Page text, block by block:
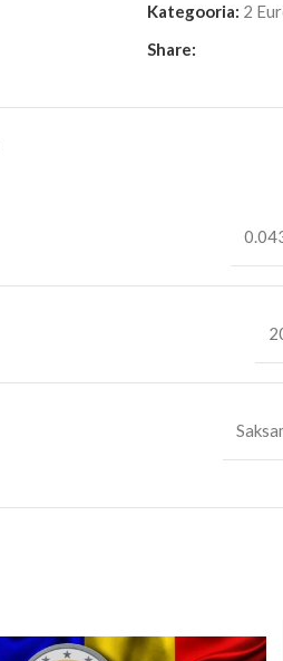
Kategooria: 2
Share: